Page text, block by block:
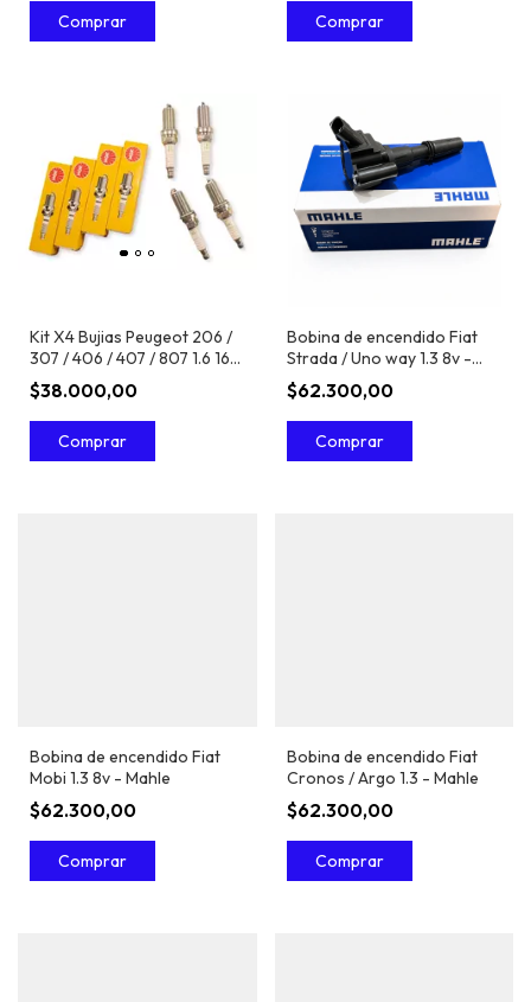
Kit X4 Bujias Peugeot 206 /
307 / 406 / 407 / 807 1.6 16v
/ 2.0 16v - Ngk
$38.000,00
Bobina de encendido Fiat
Strada / Uno way 1.3 8v -
Mahle
$62.300,00
Bobina de encendido Fiat
Mobi 1.3 8v - Mahle
$62.300,00
Bobina de encendido Fiat
Cronos / Argo 1.3 - Mahle
$62.300,00